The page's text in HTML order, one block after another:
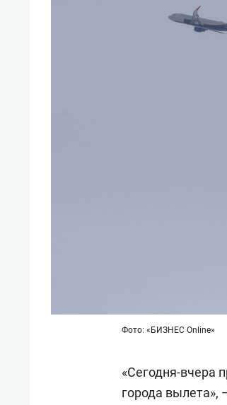
Фото: «БИЗНЕС Online»
«Сегодня-вчера
города вылета»,